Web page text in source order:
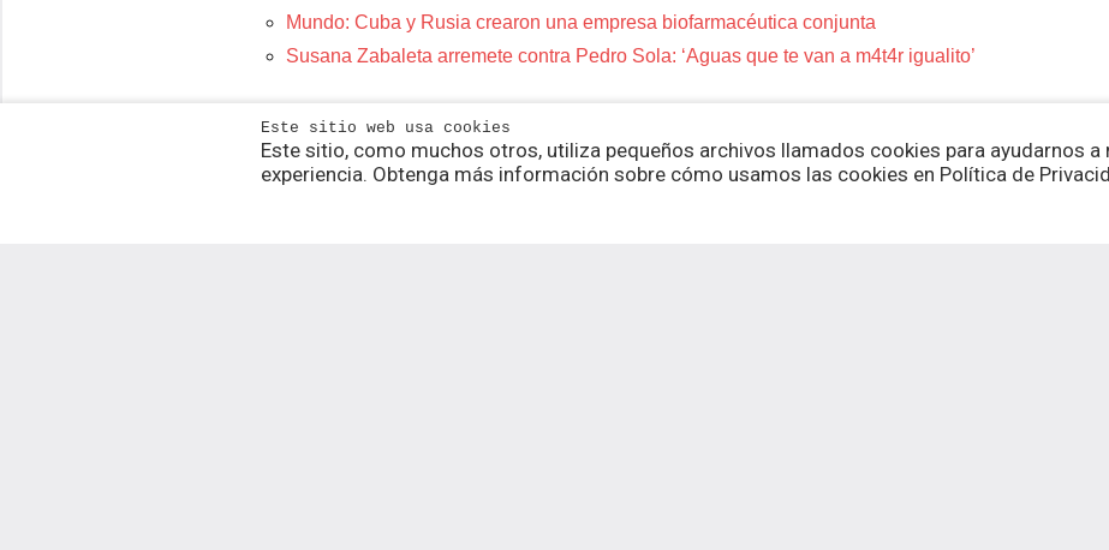
Mundo: Cuba y Rusia crearon una empresa biofarmacéutica conjunta
Susana Zabaleta arremete contra Pedro Sola: ‘Aguas que te van a m4t4r igualito’
Este sitio web usa cookies
Este sitio, como muchos otros, utiliza pequeños archivos llamados cookies para ayudarnos a
experiencia. Obtenga más información sobre cómo usamos las cookies en Política de